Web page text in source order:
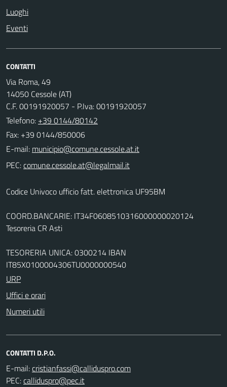
Luoghi
Eventi
CONTATTI
Via Roma, 49
14050 Cessole (AT)
C.F. 00191920057 - P.Iva: 00191920057
Telefono: +39 0144/80142
Fax: +39 0144/850006
E-mail:
PEC:
Codice Univoco ufficio fatt. elettronica UF95BM
COORD.BANCARIE: IT34F0608510316000000020124
Tesoreria CR Asti
TESORERIA UNICA: 0300214 IBAN
IT85X0100004306TU0000000540
URP
Uffici e orari
Numeri utili
CONTATTI D.P.O.
E-mail:
PEC: